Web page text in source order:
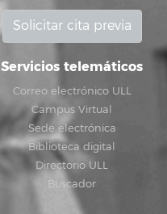
Solicitar cita previa
Servicios telemáticos
Correo electrónico ULL
Campus Virtual
Sede electrónica
Biblioteca digital
Directorio ULL
Buscador